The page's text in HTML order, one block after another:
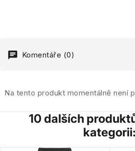
Komentáře (0)
Na tento produkt momentálně není
10 dalších
kategorii: